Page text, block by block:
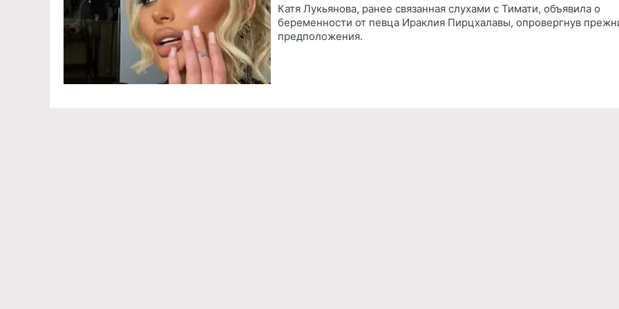
Катя Лукьянова, ранее связанная слухами с Тимати, объявила о
беременности от певца Ираклия Пирцхалавы, опровергнув
предположения.